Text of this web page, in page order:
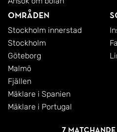
7
Områden
Stockholm innerstad
Stockholm
Göteborg
Malmö
Fjällen
Mäklare i Spanien
Mäklare i Portugal